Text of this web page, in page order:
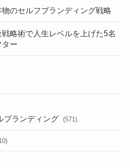
のセルフブランディング戦略
戦略術で人生レベルを上げた5名
ー
ブランディング (571)